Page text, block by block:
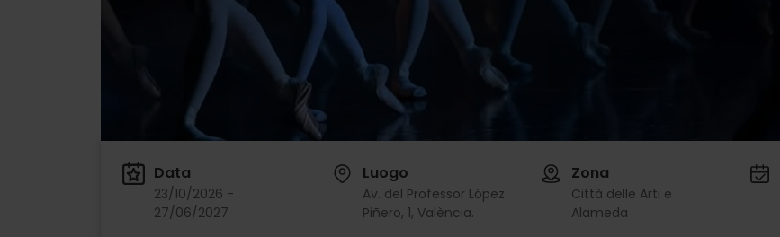
Data
23/10/2026 -
27/06/2027
Luogo
Av. del Professor López
Piñero, 1, València.
Zona
Città delle Arti e
Alameda